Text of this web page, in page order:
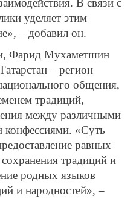
В связи с
уделяет этим
– добавил он.
Фарид Мухаметшин
– регион
общения,
традиций,
между различными
конфессиями. «Суть
равных
традиций и
родных языков
и народностей», –